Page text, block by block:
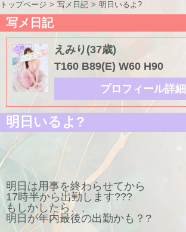
トップページ 写メ日記 明日いるよ?
写メ日記
えみり(37歳)
T160 B89(E) W60 H90
プロフィール詳細
明日いるよ?
明日は用事を終わらせてから
17時半から出勤します???
もしかしたら、、
明日が年内最後の出勤かも？?